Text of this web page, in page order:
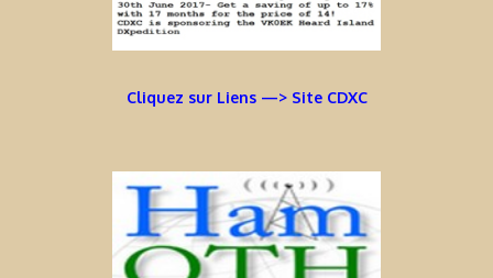
Cliquez sur Liens —> Site CDXC